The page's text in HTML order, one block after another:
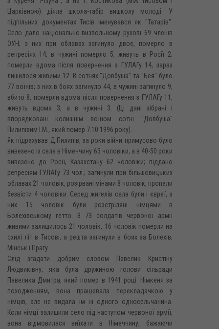
Царківною) діяла школа-табір вишколу молоді. У
підпільних документах Тисів іменувався як "Татарів".
Село дало національно-визвольному рухові 69 членів
ОУН; з них при облавах загинуло двоє, померло в
репресіях 14, в чужині померло 5, живуть в Росії 2;
померли вдома після повернення з ГУЛАГу 14, зараз
лишилося живими 12. В сотнях "Довбуша" та "Бея" було
77 воїнів; з них в боях загинуло 44, в чужині загинуло 9,
вбито 8, померли вдома після повернення з ГУЛАГу 11,
живуть вдома 3, а в чужині 3. (Ці дані зібрані і
впорядковані колишнім воїном сотні "Довбуша"
Пилипівим І.М., який помер 7.10.1996 року).
Як підрахував Д.Пилипів, за роки війни примусово було
вивезено із села в Німеччину 63 чоловіки, а в 40-50 роки
вивезено до Росії, Казахстану 62 чоловіки; піддано
репресіям ГУЛАГу 73 чол.; загинули при більшовицьких
облавах 21 чоловік, розірвані мінами 8 чоловік, пропали
безвісти 4 чоловіки. Серед жителів села були і євреї, з
них 15 чоловік були розстріляні німцями в
Болехівському гетто. З 73 солдатів червоної армії
живими залишилось 21 чоловік, 16 чоловік померли на
схилі літ в Тисові, а решта загинули в боях за Болехів,
Мінськ і Прагу.
Слід згадати добрим словом Павелик Кристіну
Людвиківну, яка була дружиною голови сільради
Павелика Дмитра, який помер в 1941 році. Німкеня за
походженням, вона працювала перекладачкою у
німців, але не видала їм ні одного односельчанина.
Коли німці залишили село під наступом червоної армії,
вона відмовилася виїхати в Німеччину, бажаючи